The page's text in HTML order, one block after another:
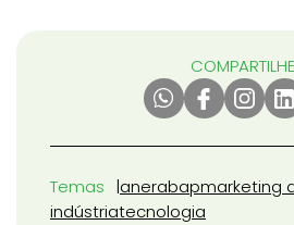
Temas anerabapmarketing
indústriatecnologia